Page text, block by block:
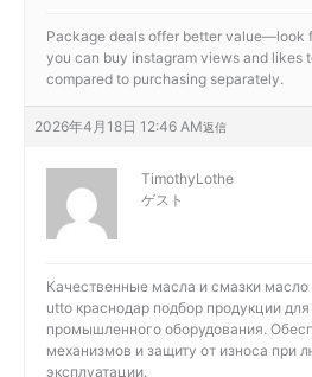
Package deals offer better value—look
you can buy instagram views and likes
compared to purchasing separately.
2026年4月18日 12:46 AM返信
TimothyLothe
ゲスト
Качественные масла и смазки масло
utto краснодар подбор продукции
промышленного оборудования.
механизмов и защиту от износа при
эксплуатации.